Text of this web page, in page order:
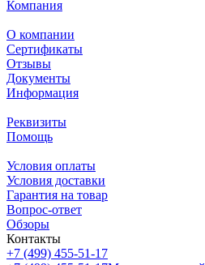
Компания
О компании
Сертификаты
Отзывы
Документы
Информация
Реквизиты
Помощь
Условия оплаты
Условия доставки
Гарантия на товар
Вопрос-ответ
Обзоры
Контакты
+7 (499) 455-51-17